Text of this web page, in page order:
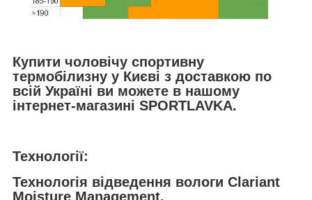
Купити чоловічу спортивну
термобілизну у Києві з доставкою по
всій Україні ви можете в нашому
інтернет-магазині SPORTLAVKA.
Технології:
Технологія відведення вологи Clariant
Moisture Management.